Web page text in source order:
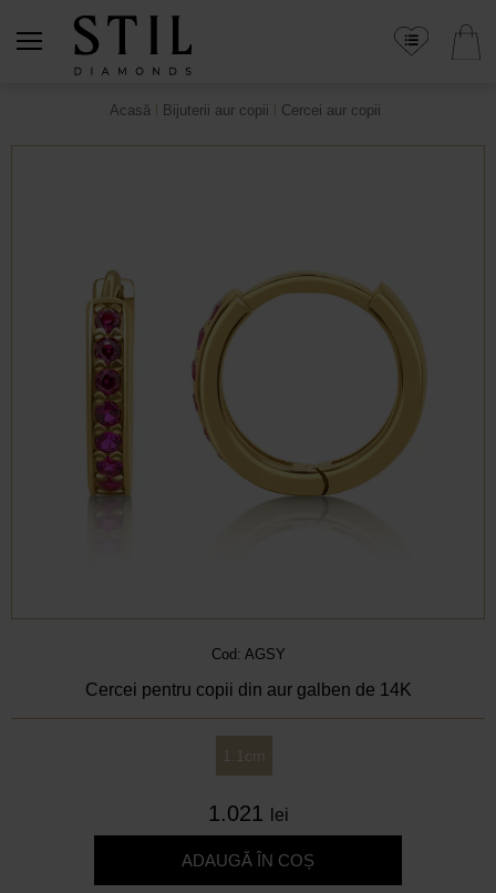
Acasă Bijuterii aur copii Cercei aur copii
Cod: AGSY
Cercei pentru copii din aur galben de 14K
1.1cm
1.021 lei
ADAUGĂ ÎN COȘ